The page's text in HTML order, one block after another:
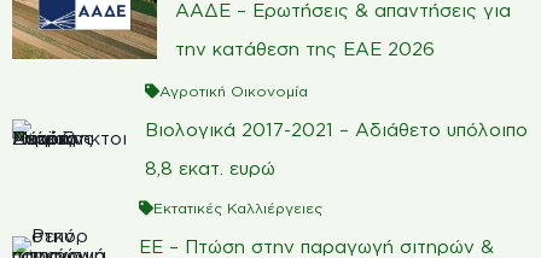
ΑΑΔΕ – Ερωτήσεις & απαντήσεις για
την κατάθεση της ΕΑΕ 2026
Αγροτική Οικονομία
Βιολογικά 2017-2021 – Αδιάθετο υπόλοιπο
8,8 εκατ. ευρώ
Εκτατικές Καλλιέργειες
ΕΕ – Πτώση στην παραγωγή σιτηρών &